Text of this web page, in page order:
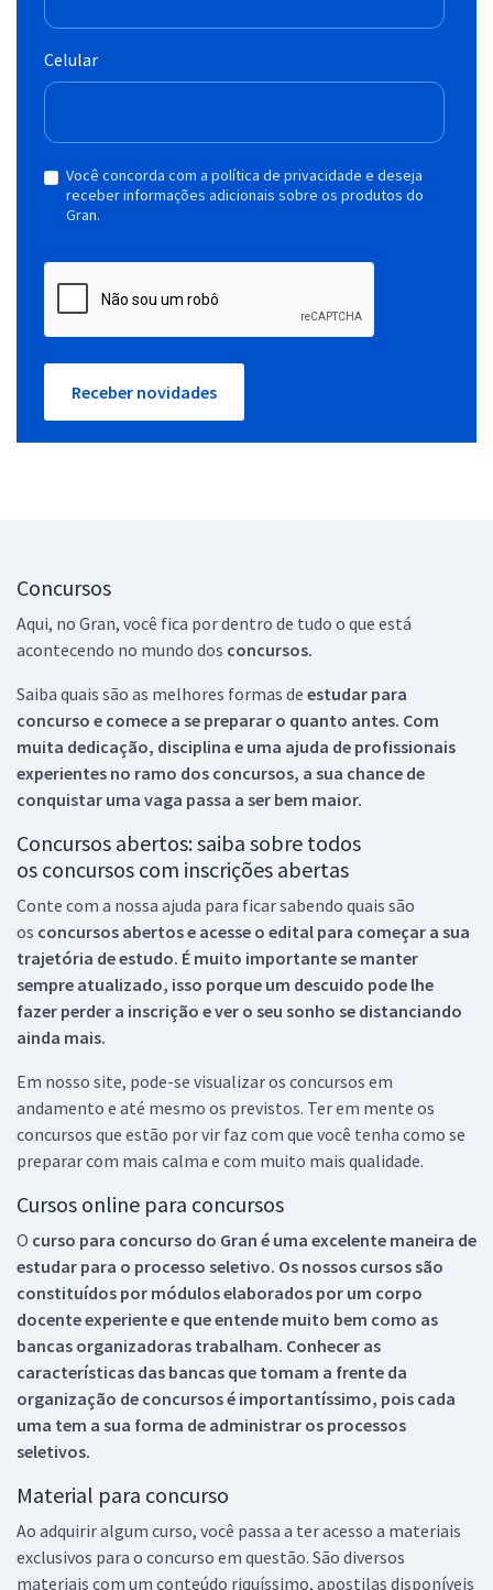
Celular
Você concorda com a política de privacidade e deseja
receber informações adicionais sobre os produtos do
Gran.
Receber novidades
Concursos
Aqui, no Gran, você fica por dentro de tudo o que está
acontecendo no mundo dos concursos.
Saiba quais são as melhores formas de estudar para
concurso e comece a se preparar o quanto antes. Com
muita dedicação, disciplina e uma ajuda de profissionais
experientes no ramo dos concursos, a sua chance de
conquistar uma vaga passa a ser bem maior.
Concursos abertos: saiba sobre todos
os concursos com inscrições abertas
Conte com a nossa ajuda para ficar sabendo quais são
os concursos abertos e acesse o edital para começar a sua
trajetória de estudo. É muito importante se manter
sempre atualizado, isso porque um descuido pode lhe
fazer perder a inscrição e ver o seu sonho se distanciando
ainda mais.
Em nosso site, pode-se visualizar os concursos em
andamento e até mesmo os previstos. Ter em mente os
concursos que estão por vir faz com que você tenha como se
preparar com mais calma e com muito mais qualidade.
Cursos online para concursos
O curso para concurso do Gran é uma excelente maneira de
estudar para o processo seletivo. Os nossos cursos são
constituídos por módulos elaborados por um corpo
docente experiente e que entende muito bem como as
bancas organizadoras trabalham. Conhecer as
características das bancas que tomam a frente da
organização de concursos é importantíssimo, pois cada
uma tem a sua forma de administrar os processos
seletivos.
Material para concurso
Ao adquirir algum curso, você passa a ter acesso a materiais
exclusivos para o concurso em questão. São diversos
materiais com um conteúdo riquíssimo, apostilas disponíveis